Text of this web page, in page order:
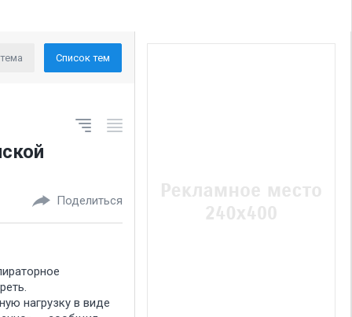
Список тем
Поделиться
нагрузку в виде